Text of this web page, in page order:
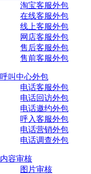
淘宝客服外包
在线客服外包
线上客服外包
网店客服外包
售后客服外包
售前客服外包
呼叫中心外包
电话客服外包
电话回访外包
电话邀约外包
呼入客服外包
电话营销外包
电话调查外包
内容审核
图片审核